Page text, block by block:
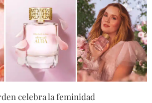
celebra la feminidad